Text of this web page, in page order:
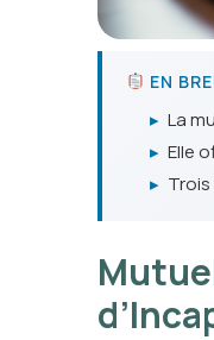
EN
▸ La
▸ Elle
▸